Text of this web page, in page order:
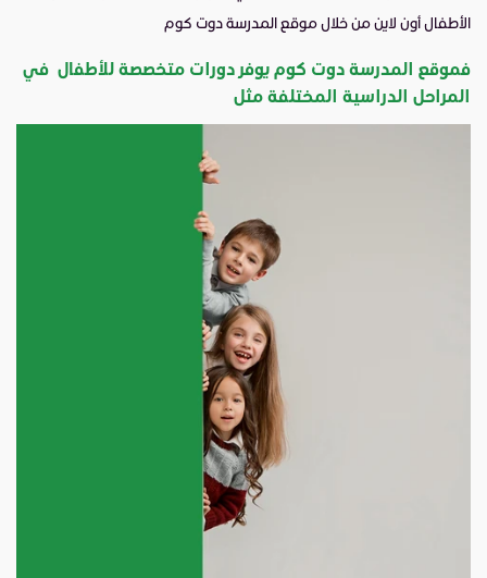
الأطفال أون لاين من خلال موقع المدرسة دوت كوم
فموقع المدرسة دوت كوم يوفر دورات متخصصة للأطفال في
المراحل الدراسية المختلفة مثل